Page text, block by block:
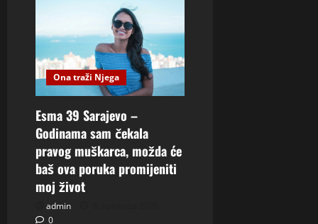
Ona traži Njega
Esma 39 Sarajevo –
Godinama sam čekala
pravog muškarca, možda će
baš ova poruka promijeniti
moj život
admin
0